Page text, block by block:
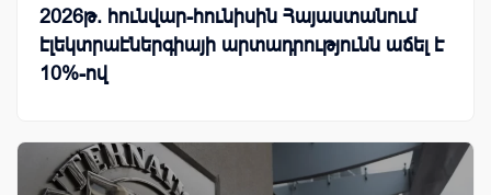
2026թ. հունվար-հունիսին Հայաստանում
էլեկտրաէներգիայի արտադրությունն աճել է
10%-ով